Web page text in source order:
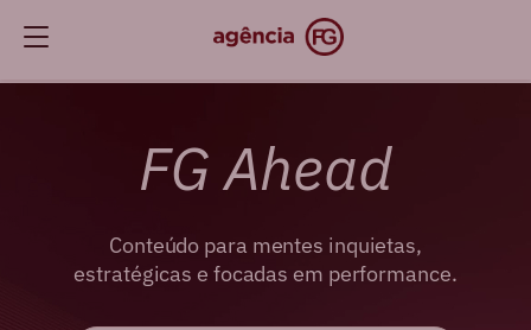
FG Ahead
Conteúdo para mentes inquietas,
estratégicas e focadas em performance.